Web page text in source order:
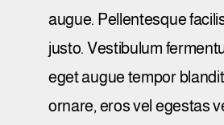
augue. Pellentesque
justo. Vestibulum
eget augue tempor
ornare, eros vel egestas